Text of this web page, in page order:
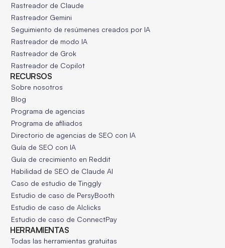
Rastreador de Claude
Rastreador Gemini
Seguimiento de resúmenes creados por IA
Rastreador de modo IA
Rastreador de Grok
Rastreador de Copilot
RECURSOS
Sobre nosotros
Blog
Programa de agencias
Programa de afiliados
Directorio de agencias de SEO con IA
Guía de SEO con IA
Guía de crecimiento en Reddit
Habilidad de SEO de Claude AI
Caso de estudio de Tinggly
Estudio de caso de PersyBooth
Estudio de caso de AIclicks
Estudio de caso de ConnectPay
HERRAMIENTAS
Todas las herramientas gratuitas